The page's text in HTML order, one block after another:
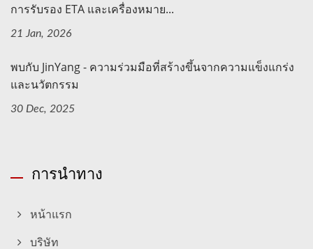
การรับรอง ETA และเครื่องหมาย...
21 Jan, 2026
พบกับ JinYang - ความร่วมมือที่สร้างขึ้นจากความแข็งแกร่ง
และนวัตกรรม
30 Dec, 2025
การนำทาง
หน้าแรก
บริษัท